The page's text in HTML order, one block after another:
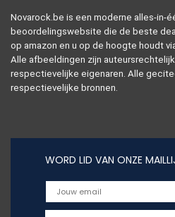
Novarock.be is een moderne alles-in-
beoordelingswebsite die de beste
op amazon en u op de hoogte houdt
Alle afbeeldingen zijn
respectievelijke eigenaren. Alle
respectievelijke bronnen.
WORD LID VAN ONZE